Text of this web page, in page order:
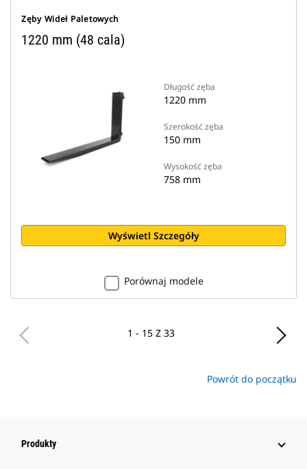
Zęby Wideł Paletowych
1220 mm (48 cala)
Długość zęba
1220 mm
Szerokość zęba
150 mm
Wysokość zęba
758 mm
Wyświetl Szczegóły
Porównaj modele
1 - 15 Z 33
Powrót do początku
Produkty